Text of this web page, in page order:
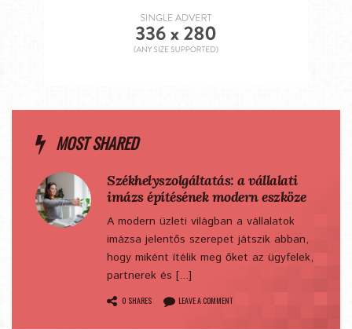
MOST SHARED
Székhelyszolgáltatás: a vállalati
imázs építésének modern eszköze
A modern üzleti világban a vállalatok
imázsa jelentős szerepet játszik abban,
hogy miként ítélik meg őket az ügyfelek,
partnerek és [...]
0 SHARES LEAVE A COMMENT